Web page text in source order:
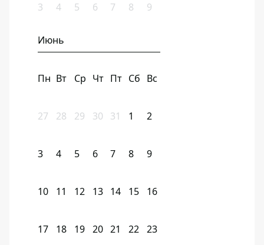
3 4 5 6 7 8 9
Июнь
Пн Вт Ср Чт Пт Сб Вс
27 28 29 30 31 1 2
3 4 5 6 7 8 9
10 11 12 13 14 15 16
17 18 19 20 21 22 23